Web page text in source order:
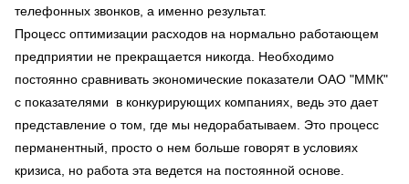
телефонных звонков, а именно результат.
Процесс оптимизации расходов на нормально работающем
предприятии не прекращается никогда. Необходимо
постоянно сравнивать экономические показатели ОАО "ММК"
с показателями в конкурирующих компаниях, ведь это дает
представление о том, где мы недорабатываем. Это процесс
перманентный, просто о нем больше говорят в условиях
кризиса, но работа эта ведется на постоянной основе.